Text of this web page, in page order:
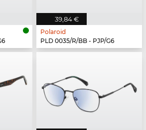
39,84 €
Polaroid
PLD 0035/R/BB - PJP/G6